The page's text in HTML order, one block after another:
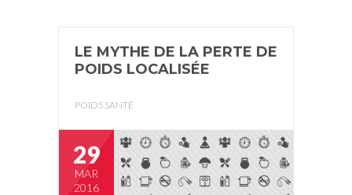
LE MYTHE DE LA PERTE DE
POIDS LOCALISÉE
POIDS SANTÉ
29
MAR
2016